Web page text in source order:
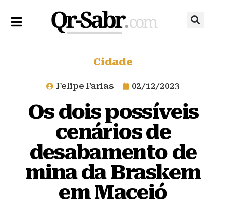
Cidade
Felipe Farias 02/12/2023
Os dois possíveis
cenários de
desabamento de
mina da Braskem
em Maceió